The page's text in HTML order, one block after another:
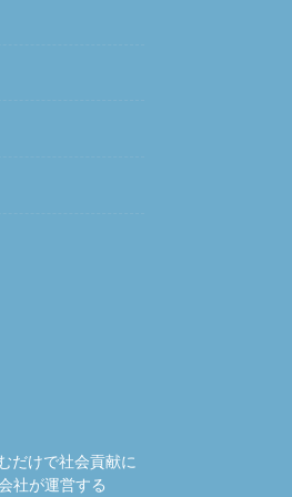
だけで社会貢献に
社が運営する